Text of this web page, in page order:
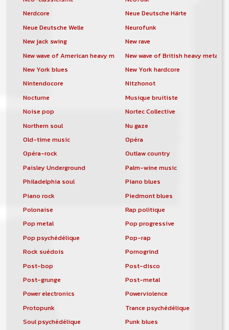
Nerdcore
Neue Deutsche Härte
Neue Deutsche Welle
Neurofunk
New jack swing
New rave
New wave of American heavy metalNew wave of British heavy metal
New York blues
New York hardcore
Nintendocore
Nitzhonot
Nocturne
Musique bruitiste
Noise pop
Nortec Collective
Northern soul
Nu gaze
Old-time music
Opéra
Opéra-rock
Outlaw country
Paisley Underground
Palm-wine music
Philadelphia soul
Piano blues
Piano rock
Piedmont blues
Polonaise
Rap politique
Pop metal
Pop progressive
Pop psychédélique
Pop-rap
Rock suédois
Pornogrind
Post-bop
Post-disco
Post-grunge
Post-metal
Power electronics
Powerviolence
Protopunk
Trance psychédélique
Soul psychédélique
Punk blues